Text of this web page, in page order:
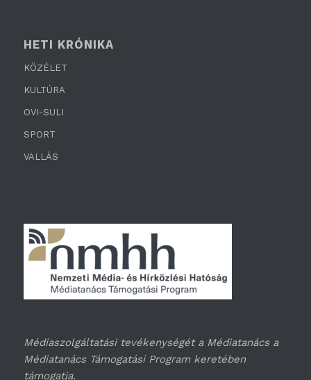
HETI KRÓNIKA
KÖZÉLET
KULTÚRA
OVI-SULI
SPORT
VALLÁS
Médiaszolgáltatási tevékenységét a Médiatanács a
Médiatanács Támogatási Program keretében
támogatja.